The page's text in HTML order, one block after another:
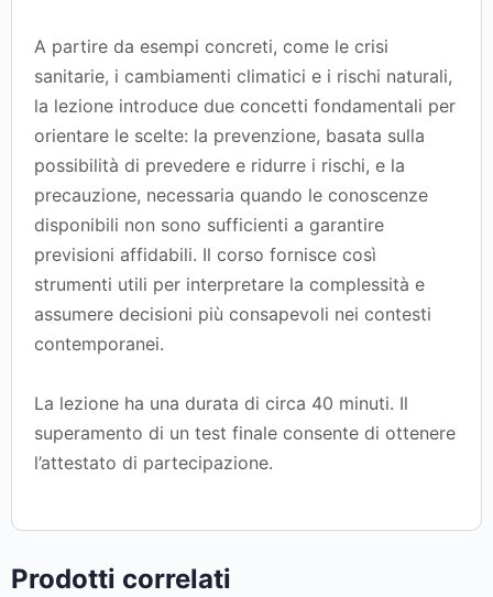
A partire da esempi concreti, come le crisi
sanitarie, i cambiamenti climatici e i rischi naturali,
la lezione introduce due concetti fondamentali per
orientare le scelte: la prevenzione, basata sulla
possibilità di prevedere e ridurre i rischi, e la
precauzione, necessaria quando le conoscenze
disponibili non sono sufficienti a garantire
previsioni affidabili. Il corso fornisce così
strumenti utili per interpretare la complessità e
assumere decisioni più consapevoli nei contesti
contemporanei.
La lezione ha una durata di circa 40 minuti. Il
superamento di un test finale consente di ottenere
l’attestato di partecipazione.
Prodotti correlati